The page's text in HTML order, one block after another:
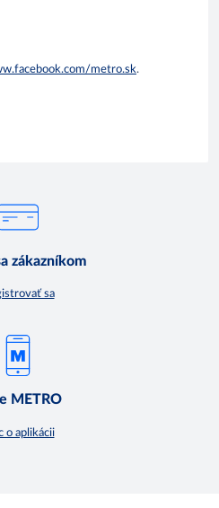
metro.sk.
zákazníkom
sa
METRO
o aplikácii